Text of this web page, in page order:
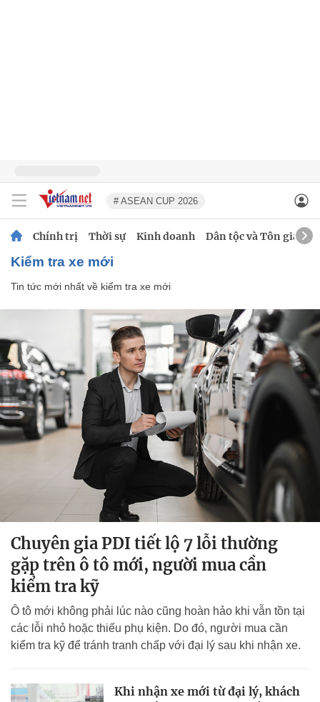
# ASEAN CUP 2026
Chính trị Thời sự Kinh doanh Dân tộc và Tôn giáo
kiểm tra xe mới
Tin tức mới nhất về kiểm tra xe mới
Chuyên gia PDI tiết lộ 7 lỗi thường
gặp trên ô tô mới, người mua cần
kiểm tra kỹ
Ô tô mới không phải lúc nào cũng hoàn hảo khi vẫn tồn tại
các lỗi nhỏ hoặc thiếu phụ kiện. Do đó, người mua cần
kiểm tra kỹ để tránh tranh chấp với đại lý sau khi nhận xe.
Khi nhận xe mới từ đại lý, khách